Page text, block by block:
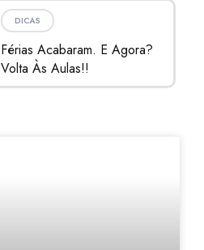
DICAS
Férias Acabaram. E Agora?
Volta Às Aulas!!